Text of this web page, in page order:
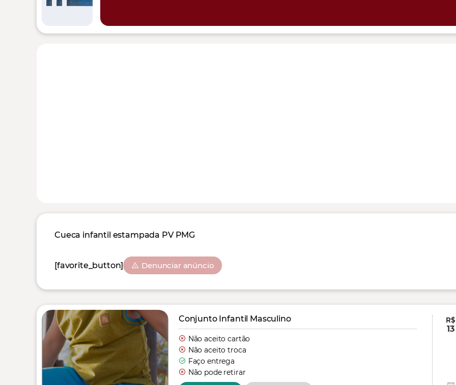
Cueca infantil estampada PV PMG
[favorite_button] Denunciar anúncio
Conjunto Infantil Masculino
Não aceito cartão
Não aceito troca
Faço entrega
Não pode retirar
R$
13